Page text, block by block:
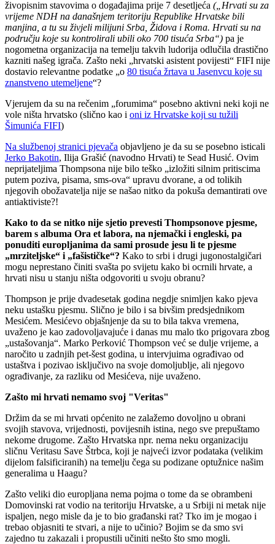
živopisnim stavovima o događajima prije 7 desetljeća („Hrvati su za
vrijeme NDH na današnjem teritoriju Republike Hrvatske bili
manjina, a tu su živjeli milijuni Srba, Židova i Roma. Hrvati su na
području koje su kontrolirali ubili oko 700 tisuća Srba“) pa je
nogometna organizacija na temelju takvih ludorija odlučila drastično
kazniti našeg igrača. Zašto neki „hrvatski asistent povijesti“ FIFI nije
dostavio relevantne podatke „o 80 tisuća žrtava u Jasenvcu koje su
znanstveno utemeljene“?
Vjerujem da su na rečenim „forumima“ posebno aktivni neki koji ne
vole ništa hrvatsko (slično kao i oni iz Hrvatske koji su tužili
Šimunića FIFI)
Na službenoj stranici pjevača objavljeno je da su se posebno isticali
Jerko Bakotin, Ilija Grašić (navodno Hrvati) te Sead Husić. Ovim
neprijateljima Thompsona nije bilo teško „izložiti silnim pritiscima
putem poziva, pisama, sms-ova“ upravu dvorane, a od tolikih
njegovih obožavatelja nije se našao nitko da pokuša demantirati ove
antiaktiviste?!
Kako to da se nitko nije sjetio prevesti Thompsonove pjesme,
barem s albuma Ora et labora, na njemački i engleski, pa
ponuditi europljanima da sami prosude jesu li te pjesme
„mrziteljske“ i „fašističke“? Kako to srbi i drugi jugonostalgičari
mogu neprestano činiti svašta po svijetu kako bi ocrnili hrvate, a
hrvati nisu u stanju ništa odgovoriti u svoju obranu?
Thompson je prije dvadesetak godina negdje snimljen kako pjeva
neku ustašku pjesmu. Slično je bilo i sa bivšim predsjednikom
Mesićem. Mesićevo objašnjenje da su to bila takva vremena,
uvaženo je kao zadovoljavajuće i danas mu malo tko prigovara zbog
„ustašovanja“. Marko Perković Thompson već se dulje vrijeme, a
naročito u zadnjih pet-šest godina, u intervjuima ograđivao od
ustaštva i pozivao isključivo na svoje domoljublje, ali njegovo
ograđivanje, za razliku od Mesićeva, nije uvaženo.
Zašto mi hrvati nemamo svoj "Veritas"
Držim da se mi hrvati općenito ne zalažemo dovoljno u obrani
svojih stavova, vrijednosti, povijesnih istina, nego sve prepuštamo
nekome drugome. Zašto Hrvatska npr. nema neku organizaciju
sličnu Veritasu Save Štrbca, koji je najveći izvor podataka (velikim
dijelom falsificiranih) na temelju čega su podizane optužnice našim
generalima u Haagu?
Zašto veliki dio europljana nema pojma o tome da se obrambeni
Domovinski rat vodio na teritoriju Hrvatske, a u Srbiji ni metak nije
ispaljen, nego misle da je to bio građanski rat? Tko im je mogao i
trebao objasniti te stvari, a nije to učinio? Bojim se da smo svi
zajedno tu zakazali i propustili učiniti nešto što smo mogli.